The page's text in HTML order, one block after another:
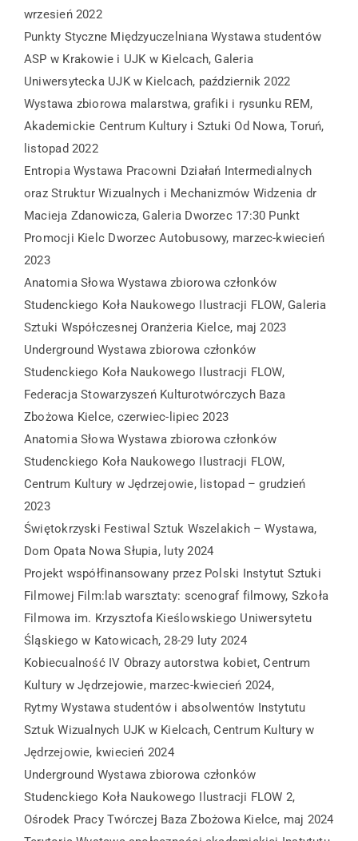
wrzesień 2022
Punkty Styczne Międzyuczelniana Wystawa studentów
ASP w Krakowie i UJK w Kielcach, Galeria
Uniwersytecka UJK w Kielcach, październik 2022
Wystawa zbiorowa malarstwa, grafiki i rysunku REM,
Akademickie Centrum Kultury i Sztuki Od Nowa, Toruń,
listopad 2022
Entropia Wystawa Pracowni Działań Intermedialnych
oraz Struktur Wizualnych i Mechanizmów Widzenia dr
Macieja Zdanowicza, Galeria Dworzec 17:30 Punkt
Promocji Kielc Dworzec Autobusowy, marzec-kwiecień
2023
Anatomia Słowa Wystawa zbiorowa członków
Studenckiego Koła Naukowego Ilustracji FLOW, Galeria
Sztuki Współczesnej Oranżeria Kielce, maj 2023
Underground Wystawa zbiorowa członków
Studenckiego Koła Naukowego Ilustracji FLOW,
Federacja Stowarzyszeń Kulturotwórczych Baza
Zbożowa Kielce, czerwiec-lipiec 2023
Anatomia Słowa Wystawa zbiorowa członków
Studenckiego Koła Naukowego Ilustracji FLOW,
Centrum Kultury w Jędrzejowie, listopad – grudzień
2023
Świętokrzyski Festiwal Sztuk Wszelakich – Wystawa,
Dom Opata Nowa Słupia, luty 2024
Projekt współfinansowany przez Polski Instytut Sztuki
Filmowej Film:lab warsztaty: scenograf filmowy, Szkoła
Filmowa im. Krzysztofa Kieślowskiego Uniwersytetu
Śląskiego w Katowicach, 28-29 luty 2024
Kobiecualność IV Obrazy autorstwa kobiet, Centrum
Kultury w Jędrzejowie, marzec-kwiecień 2024,
Rytmy Wystawa studentów i absolwentów Instytutu
Sztuk Wizualnych UJK w Kielcach, Centrum Kultury w
Jędrzejowie, kwiecień 2024
Underground Wystawa zbiorowa członków
Studenckiego Koła Naukowego Ilustracji FLOW 2,
Ośrodek Pracy Twórczej Baza Zbożowa Kielce, maj 2024